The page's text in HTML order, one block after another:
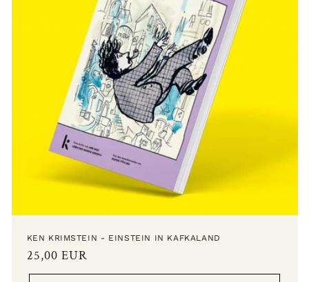
KEN KRIMSTEIN - EINSTEIN IN KAFKALAND
Normaler
Preis
25,00 EUR